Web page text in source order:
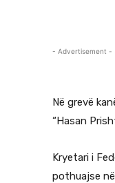
- Advertisement -
Në grevë
“Hasan
Kryetari i
pothuajse